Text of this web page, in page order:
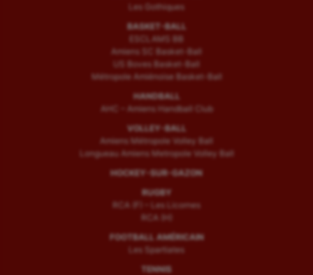
Les Gothiques
BASKET-BALL
ESCLAMS BB
Amiens SC Basket-Ball
US Boves Basket-Ball
Métropole Amiénoise Basket-Ball
HANDBALL
AHC – Amiens Handball Club
VOLLEY-BALL
Amiens Métropole Volley Ball
Longueau Amiens Metropole Volley Ball
HOCKEY-SUR-GAZON
RUGBY
RCA (F) – Les Licornes
RCA (H)
FOOTBALL AMÉRICAIN
Les Spartiates
TENNIS